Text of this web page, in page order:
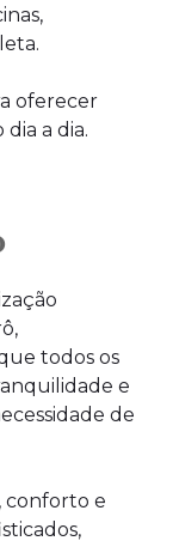
oferecer
a dia.
todos os
e
de
conforto e